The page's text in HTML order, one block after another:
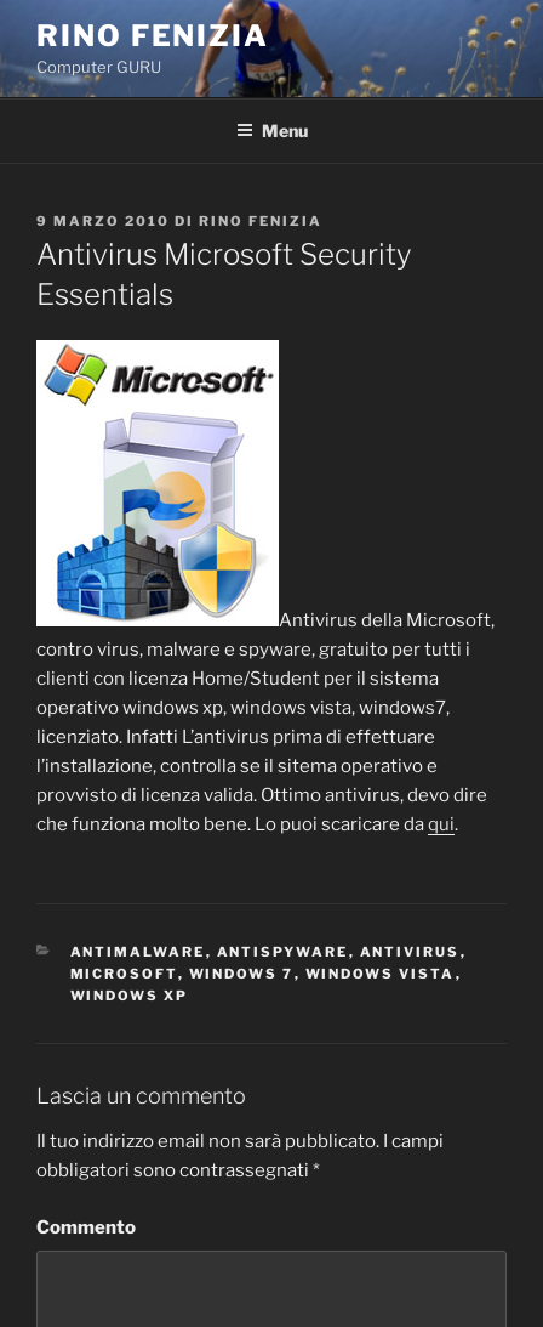
contenuto
RINO FENIZIA
Computer GURU
Menu
PUBBLICATO
IL
9 MARZO 2010 DI RINO FENIZIA
Antivirus Microsoft Security
Essentials
Antivirus della Microsoft,
contro virus, malware e spyware, gratuito per tutti i
clienti con licenza Home/Student per il sistema
operativo windows xp, windows vista, windows7,
licenziato. Infatti L’antivirus prima di effettuare
l’installazione, controlla se il sitema operativo e
provvisto di licenza valida. Ottimo antivirus, devo dire
che funziona molto bene. Lo puoi scaricare daqui.
CATEGORIE
ANTIMALWARE , ANTISPYWARE , ANTIVIRUS ,
MICROSOFT, WINDOWS 7 , WINDOWS VISTA ,
WINDOWS XP
Lascia un commento
Il tuo indirizzo email non sarà pubblicato. I campi
obbligatori sono contrassegnati *
Commento